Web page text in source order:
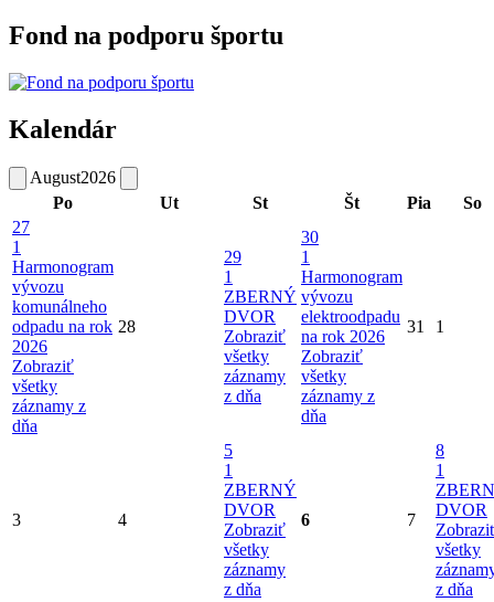
Fond na podporu športu
Kalendár
August2026
Po
Ut St Št Pia
So
27
1
Harmonogram
vývozu
komunálneho
odpadu na rok
2026
Zobraziť
všetky
záznamy z
dňa
28
29
1
ZBERNÝ
DVOR
Zobraziť
všetky
záznamy
z dňa
30
1
Harmonogram
vývozu
elektroodpadu
na rok 2026
Zobraziť
všetky
záznamy z
dňa
31 1
3 4
5
1
ZBERNÝ
DVOR
Zobraziť
všetky
záznamy
z dňa
6 7
8
1
DVOR
všetky
z dňa